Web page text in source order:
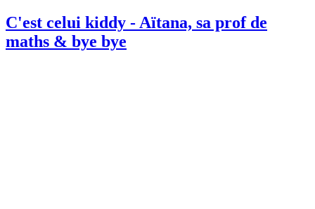
C'est celui kiddy - Aïtana, sa prof de
maths & bye bye